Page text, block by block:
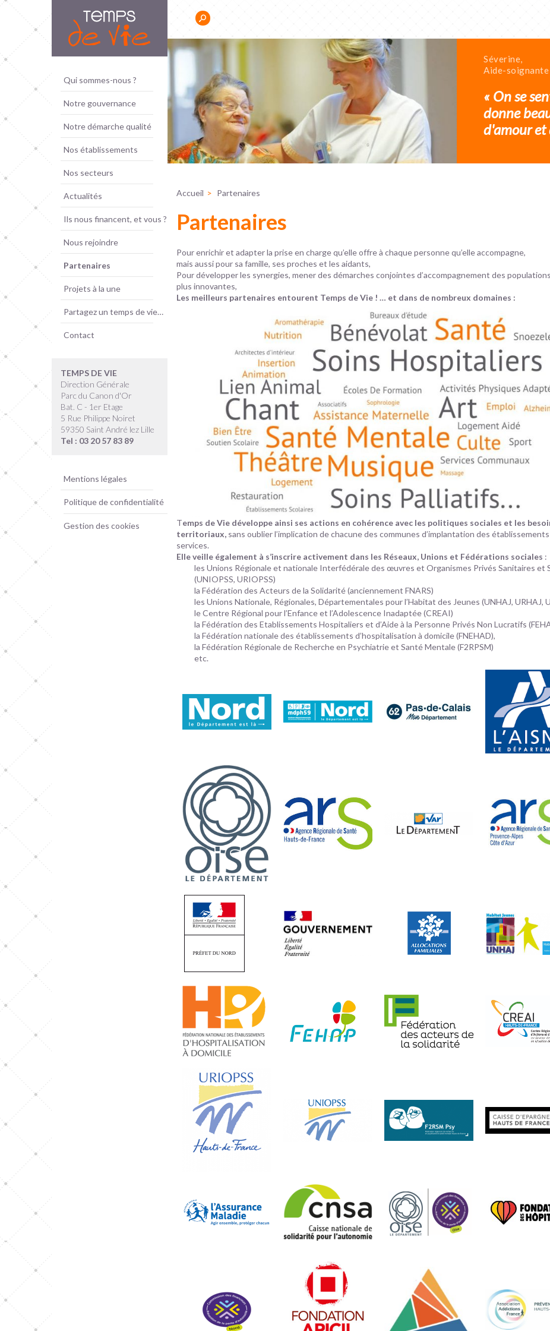
Panneau de gestion des cookies
Qui sommes-nous ?
Notre gouvernance
Notre démarche qualité
Nos établissements
Nos secteurs
Actualités
Ils nous financent, et vous ?
Nous rejoindre
Partenaires
Projets à la une
Partagez un temps de vie…
Contact
TEMPS DE VIE
Direction Générale
Parc du Canon d'Or
Bat. C - 1er Etage
5 Rue Philippe Noiret
59350 Saint André lez Lille
Tel : 03 20 57 83 89
Mentions légales
Politique de confidentialité
Gestion des cookies
Sociale Jeunes
ont besoin d'un
d'un
se reposer. »
Séverine,
Aide-soignante
« On se
donne
d'amour et
Accueil Partenaires
Partenaires
Pour enrichir et adapter la prise en charge qu’elle offre à chaque personne qu’elle accompagne,
mais aussi pour sa famille, ses proches et les aidants,
Pour développer les synergies, mener des démarches conjointes d’accompagnement des
plus innovantes,
Les meilleurs partenaires entourent Temps de Vie ! … et dans de nombreux domaines :
Temps de Vie développe ainsi ses actions en cohérence avec les politiques sociales et les
territoriaux, sans oublier l’implication de chacune des communes d’implantation des
services.
Elle veille également à s’inscrire activement dans les Réseaux, Unions et Fédérations sociales :
les Unions Régionale et nationale Interfédérale des œuvres et Organismes Privés Sanitaires et
(UNIOPSS, URIOPSS)
la Fédération des Acteurs de la Solidarité (anciennement FNARS)
les Unions Nationale, Régionales, Départementales pour l’Habitat des Jeunes (UNHAJ, URHAJ,
le Centre Régional pour l’Enfance et l’Adolescence Inadaptée (CREAI)
la Fédération des Etablissements Hospitaliers et d’Aide à la Personne Privés Non Lucratifs
la Fédération nationale des établissements d’hospitalisation à domicile (FNEHAD),
la Fédération Régionale de Recherche en Psychiatrie et Santé Mentale (F2RPSM)
etc.